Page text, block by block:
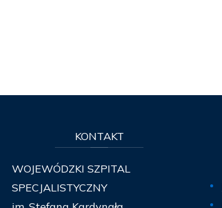
KONTAKT
WOJEWÓDZKI SZPITAL
SPECJALISTYCZNY